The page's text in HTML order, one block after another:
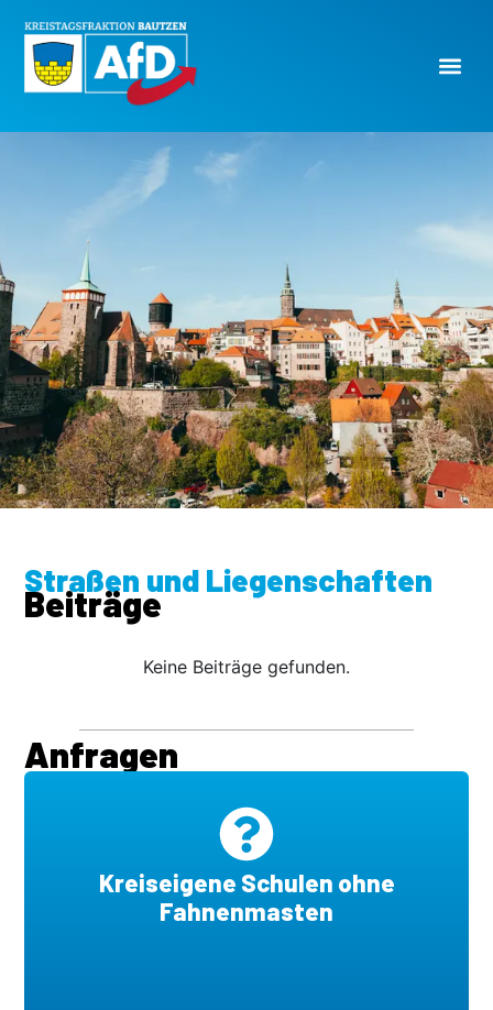
Straßen und Liegenschaften
Beiträge
Keine Beiträge gefunden.
Anfragen
Kreiseigene Schulen ohne
Fahnenmasten